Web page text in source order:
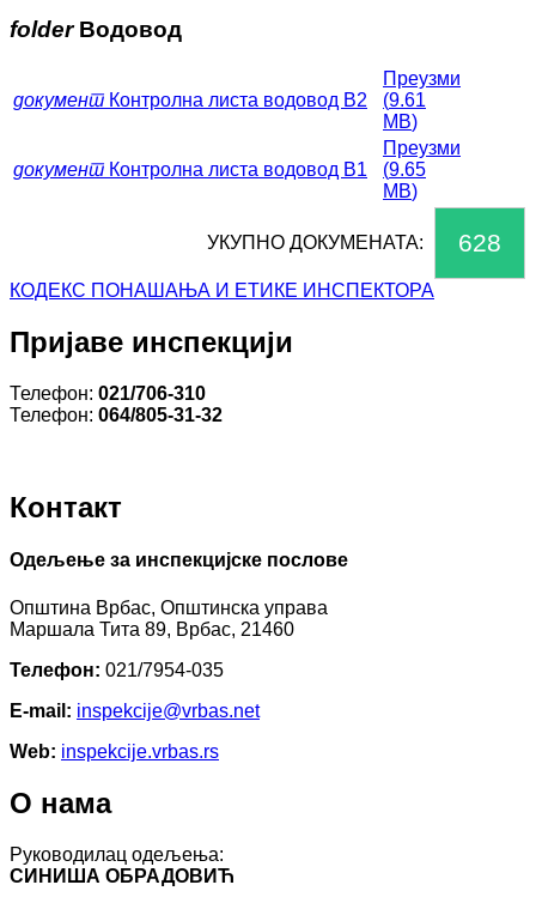
folder Водовод
документ Контролна листа водовод В2
Преузми
(9.61
MB)
документ Контролна листа водовод В1
Преузми
(9.65
MB)
УКУПНО ДОКУМЕНАТА: 628
КОДЕКС ПОНАШАЊА И ЕТИКЕ ИНСПЕКТОРА
Пријаве инспекцији
Телефон: 021/706-310
Телефон: 064/805-31-32
Контакт
Одељење за инспекцијске послове
Општина Врбас, Општинска управа
Маршала Тита 89, Врбас, 21460
Телефон: 021/7954-035
E-mail: inspekcijе@vrbas.net
Web: inspekcije.vrbas.rs
О нама
Руководилац одељења:
СИНИША ОБРАДОВИЋ